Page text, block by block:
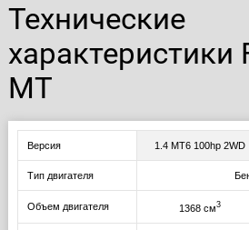
Технические
характеристики
MT
Версия 1.4 MT6 100hp 2WD
Тип двигателя
Объем двигателя 1368 см3